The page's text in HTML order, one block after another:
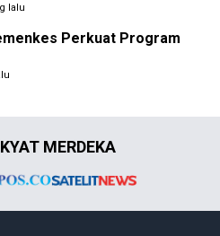
lalu
Perkuat Program
MERDEKA